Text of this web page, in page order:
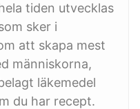
tiden utvecklas
sker i
att skapa mest
människorna,
läkemedel
du har recept.